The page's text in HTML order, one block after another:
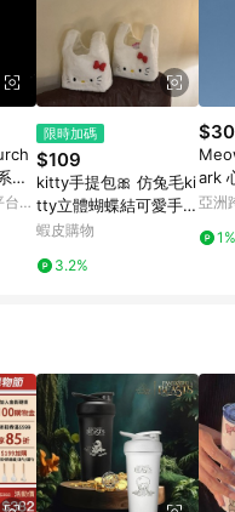
列
台
限時加碼
$109
kitty手提包🎀 仿兔毛ki
tty立體蝴蝶結可愛手拎
包
蝦皮購物
3.2%
ark
亞洲
1%